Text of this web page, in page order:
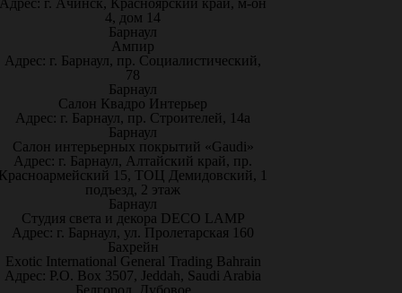
Адрес: г. Ачинск, Красноярский край, м-он
4, дом 14
Барнаул
Ампир
Адрес: г. Барнаул, пр. Социалистический,
78
Барнаул
Салон Квадро Интерьер
Адрес: г. Барнаул, пр. Строителей, 14а
Барнаул
Салон интерьерных покрытий «Gaudi»
Адрес: г. Барнаул, Алтайский край, пр.
15, ТОЦ Демидовский, 1
подъезд, 2 этаж
Барнаул
Студия света и декора DECO LAMP
Адрес: г. Барнаул, ул. Пролетарская 160
Бахрейн
Exotic International General Trading Bahrain
Адрес: P.O. Box 3507, Jeddah, Saudi Arabia
Белгород, Дубовое